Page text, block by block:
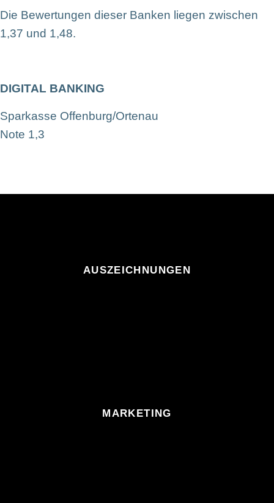
Die Bewertungen dieser Banken liegen zwischen
1,37 und 1,48.
DIGITAL BANKING
Sparkasse Offenburg/Ortenau
Note 1,3
AUSZEICHNUNGEN
MARKETING